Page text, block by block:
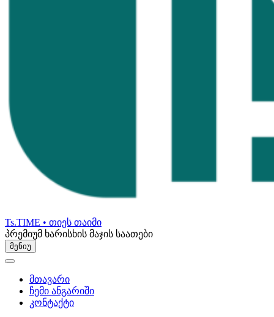
Ts.TIME • თიეს თაიმი
პრემიუმ ხარისხის მაჯის საათები
მენიუ
მთავარი
ჩემი ანგარიში
კონტაქტი